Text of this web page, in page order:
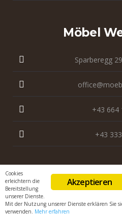
Möbel
Sparberegg
+43 664
+43
Akzeptieren
Cookies
erleichtern die
Bereitstellung
unserer Dienste.
Mit der Nutzung unserer Dienste erklären Sie
verwenden. Mehr erfahren